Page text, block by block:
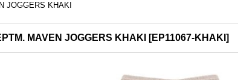
JOGGERS KHAKI
MAVEN JOGGERS KHAKI [EP11067-KHAKI ]